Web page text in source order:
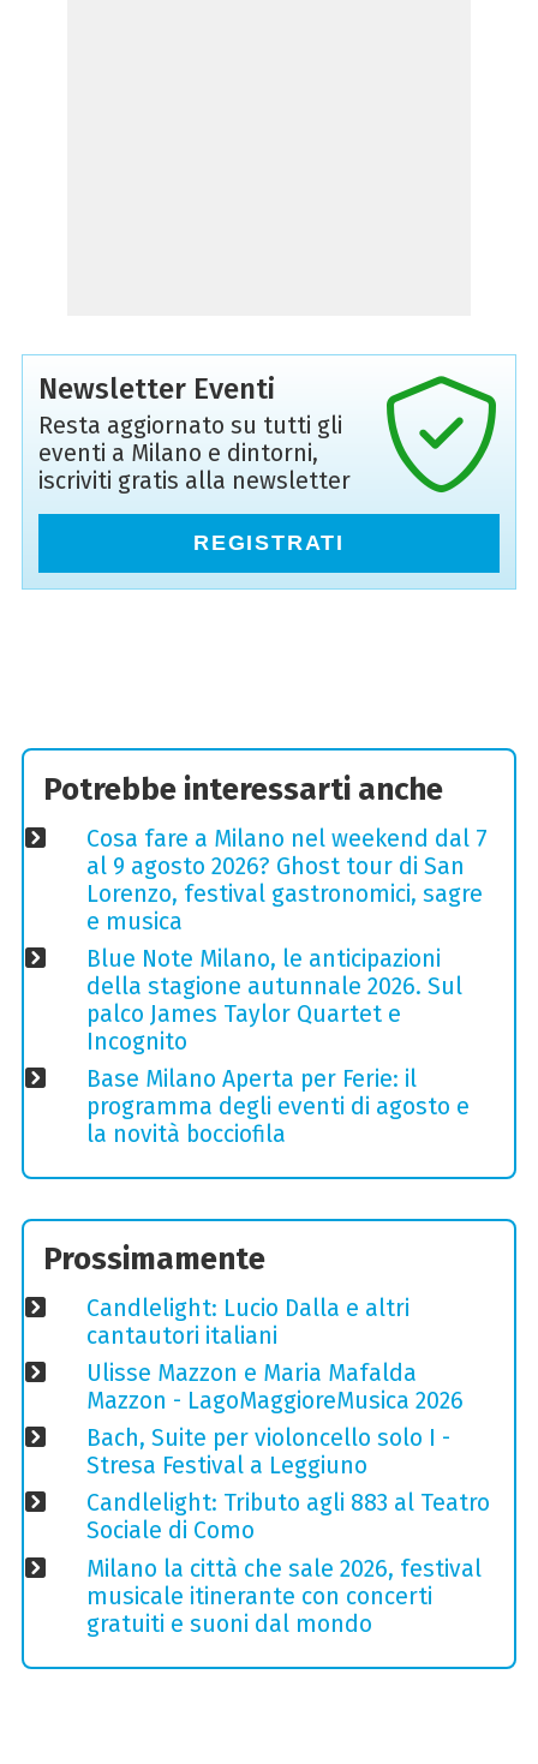
Newsletter Eventi
Resta aggiornato su tutti gli
eventi a Milano e dintorni,
iscriviti gratis alla newsletter
REGISTRATI
Potrebbe interessarti anche
Cosa fare a Milano nel weekend dal 7
al 9 agosto 2026? Ghost tour di San
Lorenzo, festival gastronomici, sagre
e musica
Blue Note Milano, le anticipazioni
della stagione autunnale 2026. Sul
palco James Taylor Quartet e
Incognito
Base Milano Aperta per Ferie: il
programma degli eventi di agosto e
la novità bocciofila
Prossimamente
Candlelight: Lucio Dalla e altri
cantautori italiani
Ulisse Mazzon e Maria Mafalda
Mazzon - LagoMaggioreMusica 2026
Bach, Suite per violoncello solo I -
Stresa Festival a Leggiuno
Candlelight: Tributo agli 883 al Teatro
Sociale di Como
Milano la città che sale 2026, festival
musicale itinerante con concerti
gratuiti e suoni dal mondo